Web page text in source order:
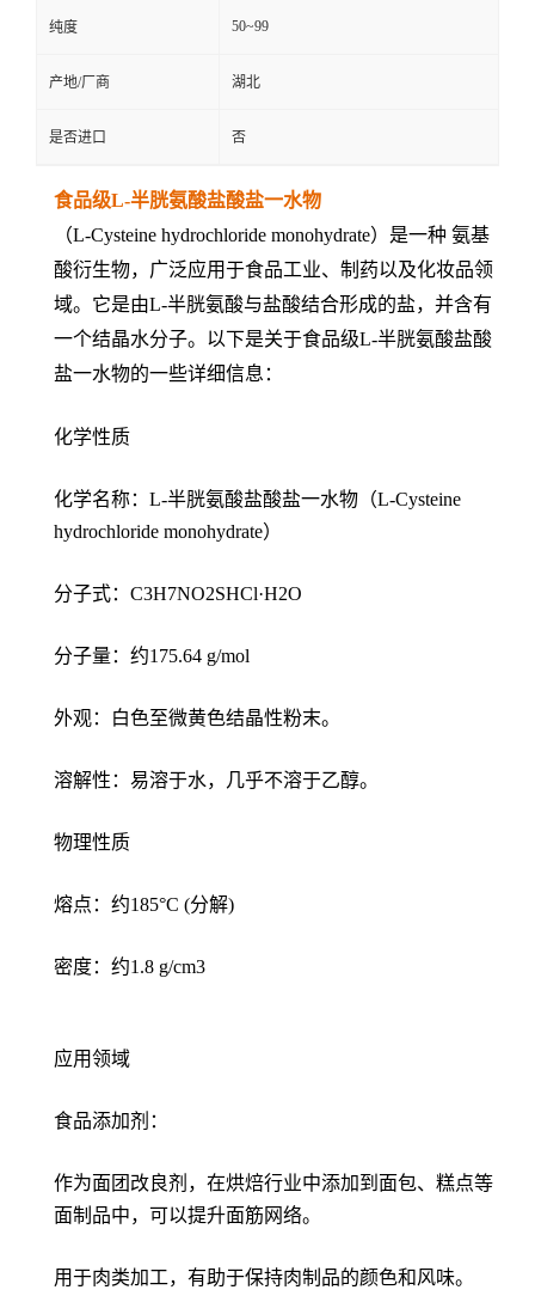
纯度 50~99
产地/厂商 湖北
是否进口 否
食品级L-半胱氨酸盐酸盐一水物
（L-Cysteine hydrochloride monohydrate）是一种 氨基
酸衍生物，广泛应用于食品工业、制药以及化妆品领
域。它是由L-半胱氨酸与盐酸结合形成的盐，并含有
一个结晶水分子。以下是关于食品级L-半胱氨酸盐酸
盐一水物的一些详细信息：
化学性质
化学名称：L-半胱氨酸盐酸盐一水物（L-Cysteine
hydrochloride monohydrate）
分子式：C3H7NO2SHCl·H2O
分子量：约175.64 g/mol
外观：白色至微黄色结晶性粉末。
溶解性：易溶于水，几乎不溶于乙醇。
物理性质
熔点：约185°C (分解)
密度：约1.8 g/cm3
应用领域
食品添加剂：
作为面团改良剂，在烘焙行业中添加到面包、糕点等
面制品中，可以提升面筋网络。
用于肉类加工，有助于保持肉制品的颜色和风味。